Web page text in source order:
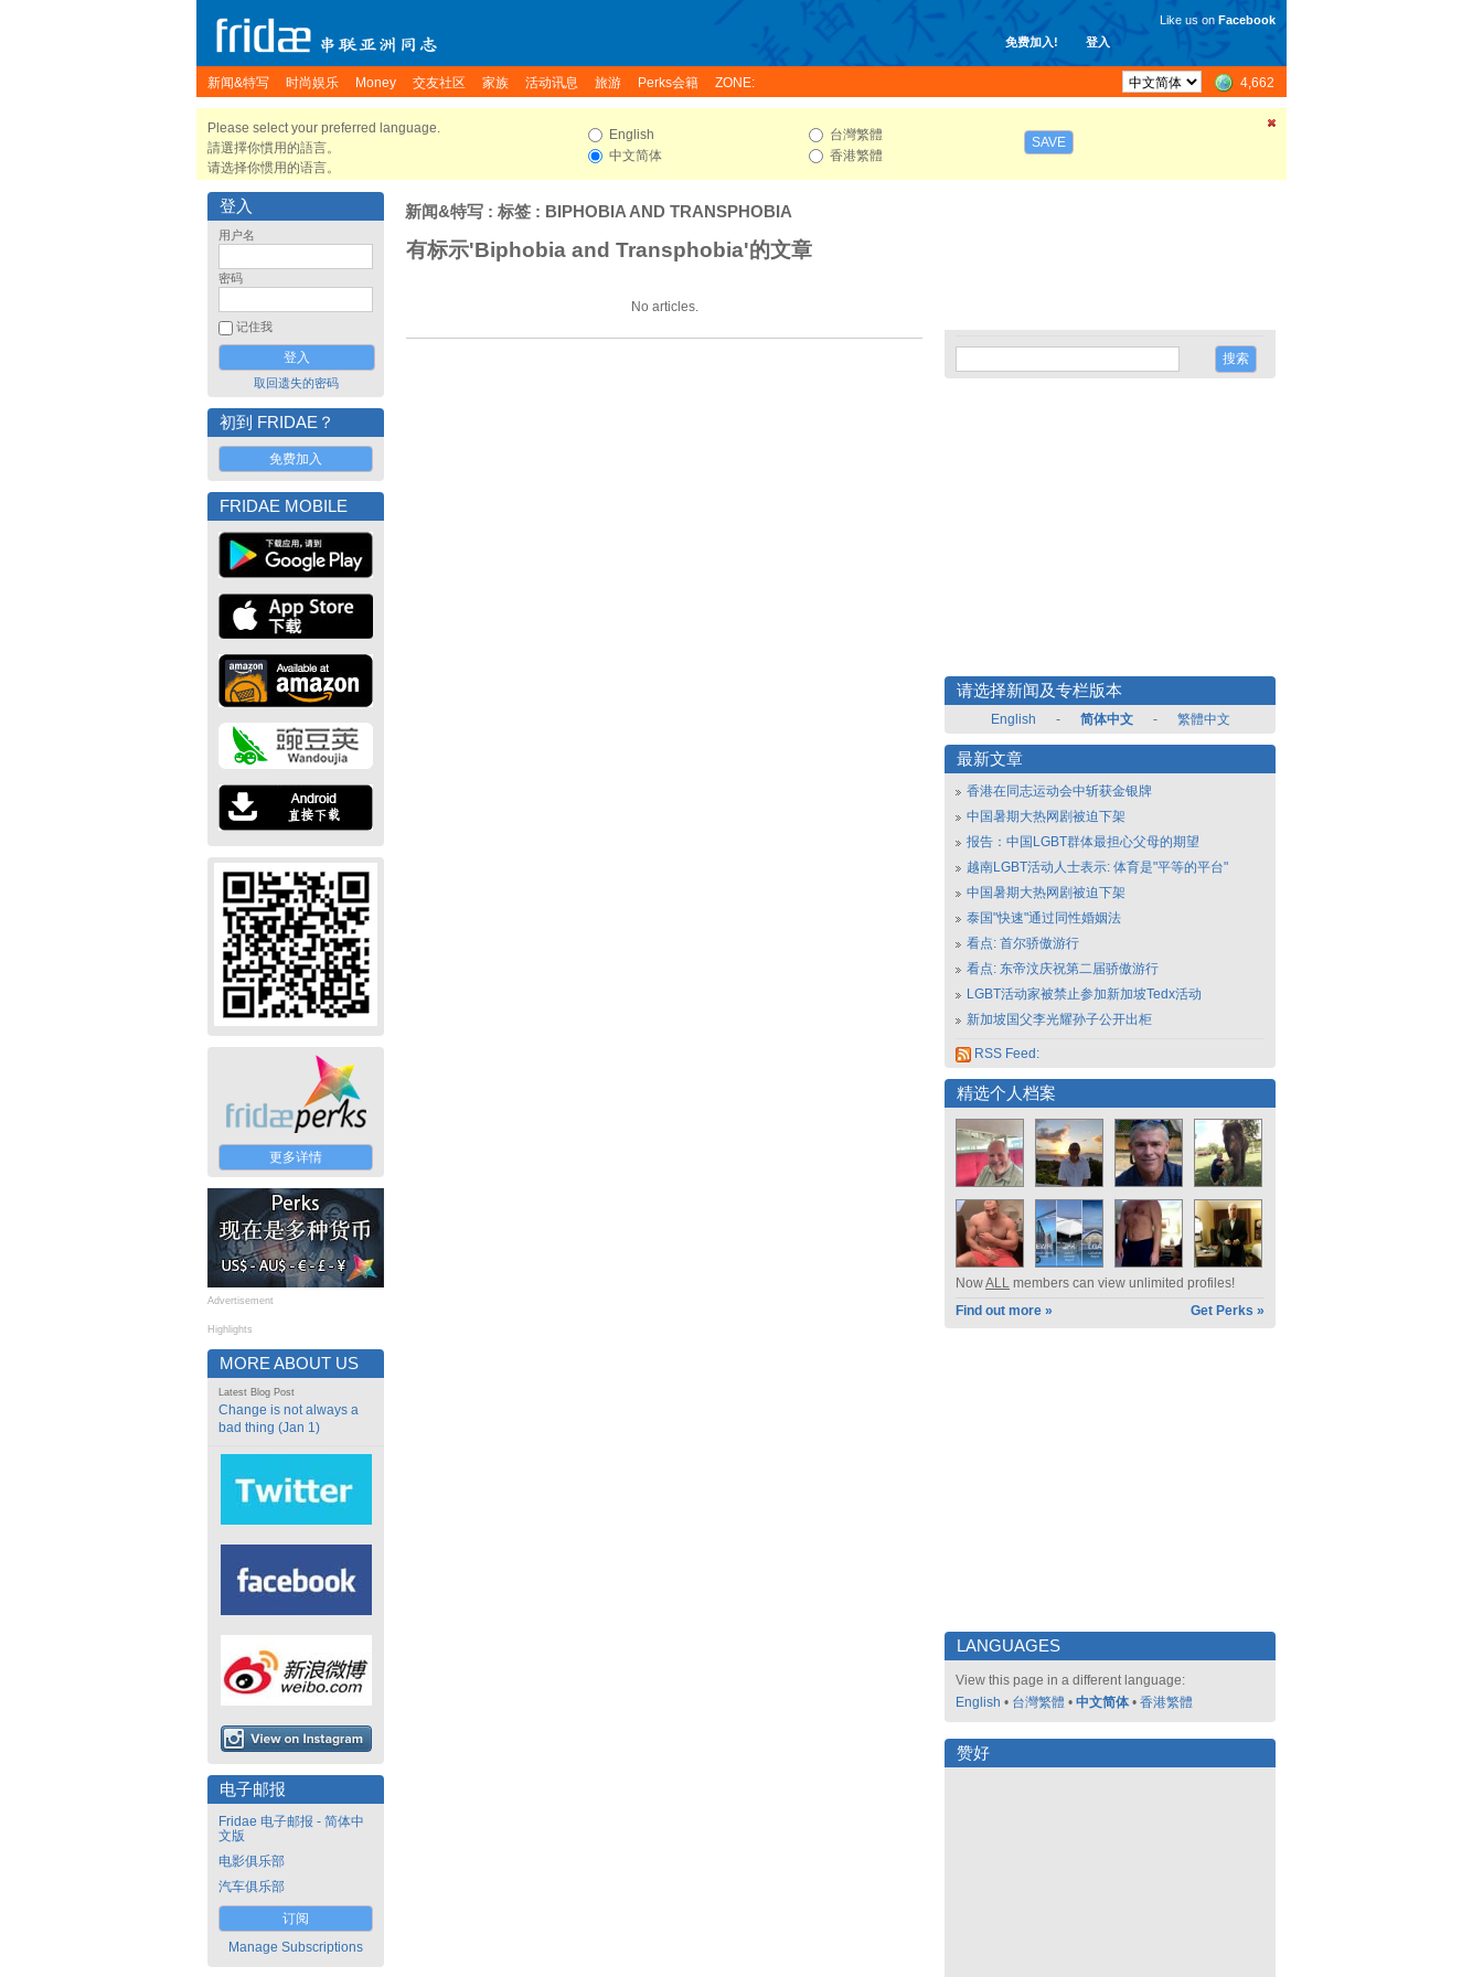
免费加入! 登入
Like us on Facebook
新闻&特写 时尚娱乐 Money 交友社区 家族 活动讯息 旅游 Perks会籍 ZONE: 4,662
Please select your preferred language.
請選擇你慣用的語言。
请选择你惯用的语言。
English
中文简体
台灣繁體
香港繁體
SAVE
登入
用户名
密码
记住我
取回遗失的密码
初到 FRIDAE？
免费加入
FRIDAE MOBILE
更多详情
Advertisement
Highlights
MORE ABOUT US
Latest Blog Post
Change is not always a
bad thing (Jan 1)
电子邮报
Fridae 电子邮报 - 简体中
文版
电影俱乐部
汽车俱乐部
订阅
Manage Subscriptions
新闻&特写 : 标签 : BIPHOBIA AND TRANSPHOBIA
有标示'Biphobia and Transphobia'的文章
No articles.
请选择新闻及专栏版本
English - 简体中文 - 繁體中文
最新文章
香港在同志运动会中斩获金银牌
中国暑期大热网剧被迫下架
报告：中国LGBT群体最担心父母的期望
越南LGBT活动人士表示: 体育是"平等的平台"
中国暑期大热网剧被迫下架
泰国"快速"通过同性婚姻法
看点: 首尔骄傲游行
看点: 东帝汶庆祝第二届骄傲游行
LGBT活动家被禁止参加新加坡Tedx活动
新加坡国父李光耀孙子公开出柜
RSS Feed:
精选个人档案
NowALL members can view unlimited profiles!
Find out more »
Get Perks »
LANGUAGES
View this page in a different language:
English • 台灣繁體 • 中文简体 • 香港繁體
赞好